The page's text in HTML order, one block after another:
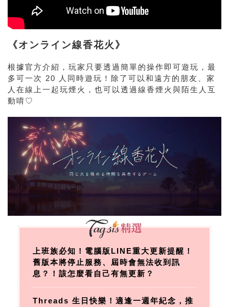
《オンライン線香花火》
根據官方介紹，玩家只要透過簡單的操作即可遊玩，最
多可一次 20 人同時遊玩！除了可以和遠方的朋友、家
人在線上一起玩煙火，也可以透過線香煙火與陌生人互
動唷♡
上班族必知！電腦版LINE重大更新提醒！
舊版本將停止服務、屆時會無法收到訊
息？！該怎麼看自己有無更新？
Threads 生日快樂！適逢一週年紀念，推